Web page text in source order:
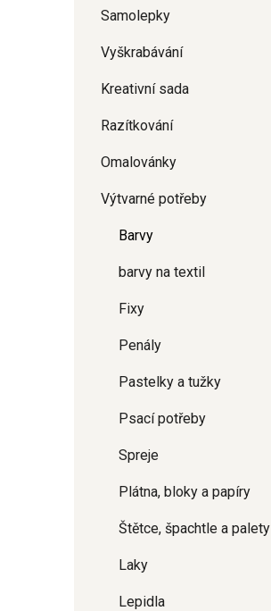
Samolepky
Vyškrabávání
Kreativní sada
Razítkování
Omalovánky
Výtvarné potřeby
Barvy
barvy na textil
Fixy
Penály
Pastelky a tužky
Psací potřeby
Spreje
Plátna, bloky a papíry
Štětce, špachtle a palety
Laky
Lepidla